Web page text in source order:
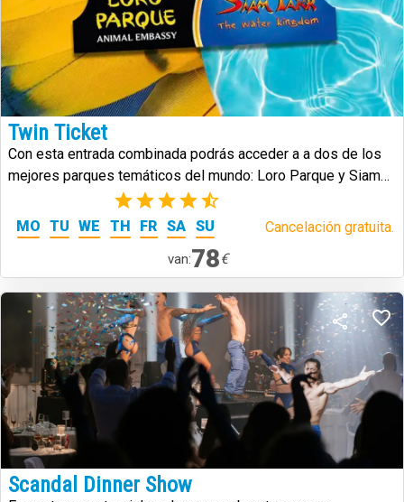
Twin Ticket
Con esta entrada combinada podrás acceder a a dos de los
mejores parques temáticos del mundo: Loro Parque y Siam
(25)
MO TU WE TH FR SA SU Cancelación gratuita.
van:78€
Scandal Dinner Show